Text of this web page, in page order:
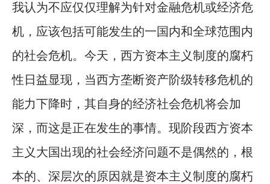
我认为不应仅仅理解为针对金融危机或经济危
机，应该包括可能发生的一国内和全球范围内
的社会危机。今天，西方资本主义制度的腐朽
性日益显现，当西方垄断资产阶级转移危机的
能力下降时，其自身的经济社会危机将会加
深，而这是正在发生的事情。现阶段西方资本
主义大国出现的社会经济问题不是偶然的，根
本的、深层次的原因就是资本主义制度的腐朽